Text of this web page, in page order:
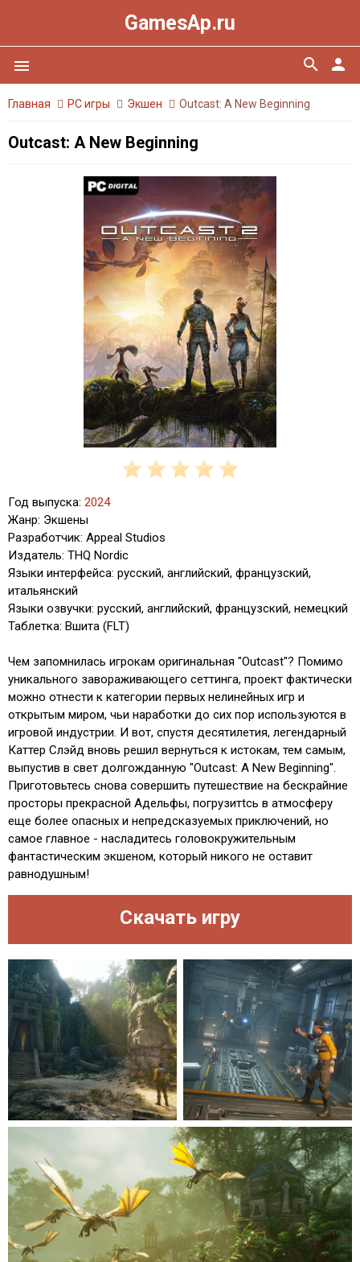
GamesAp.ru
menu person
search
Главная PC игры Экшен Outcast: A New Beginning
Outcast: A New Beginning
Год выпуска: 2024
Жанр: Экшены
Разработчик: Appeal Studios
Издатель: THQ Nordic
Языки интерфейса: русский, английский, французский,
итальянский
Языки озвучки: русский, английский, французский, немецкий
Таблетка: Вшита (FLT)
Чем запомнилась игрокам оригинальная "Outcast"? Помимо
уникального завораживающего сеттинга, проект фактически
можно отнести к категории первых нелинейных игр и
открытым миром, чьи наработки до сих пор используются в
игровой индустрии. И вот, спустя десятилетия, легендарный
Каттер Слэйд вновь решил вернуться к истокам, тем самым,
выпустив в свет долгожданную "Outcast: A New Beginning".
Приготовьтесь снова совершить путешествие на бескрайние
просторы прекрасной Адельфы, погрузитtсь в атмосферу
еще более опасных и непредсказуемых приключений, но
самое главное - насладитесь головокружительным
фантастическим экшеном, который никого не оставит
равнодушным!
Скачать игру